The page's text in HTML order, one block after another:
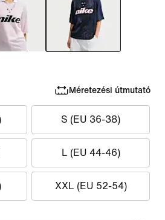
Méretezési útmutató
S (EU 36-38)
L (EU 44-46)
XXL (EU 52-54)